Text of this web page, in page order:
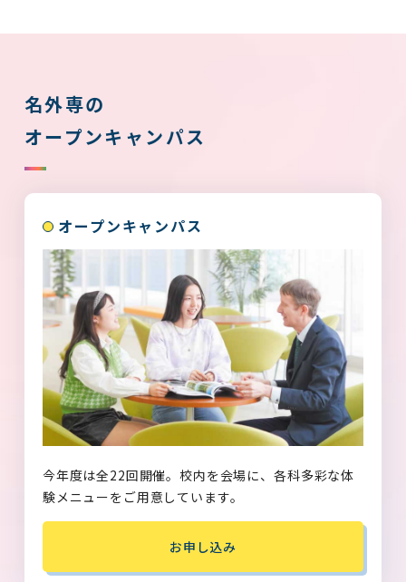
ホテル
9/5 土
英語
英語資格チャレンジコース！～英
2026 9/5 土 午前開催日
エアライン
安全を守るCAのお仕事！セーフティ
デモにTry！
9/5
男子限定！エアライン業界を目指す
名外専の
オープンキャンパス
オープンキャンパス
今年度は全22回開催。校内を会場に、各科多彩な体
験メニューをご用意しています。
お申し込み